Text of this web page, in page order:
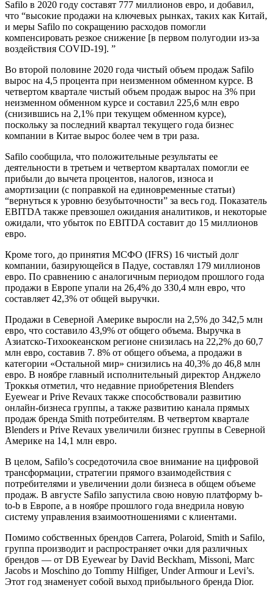
Safilo в 2020 году составят 777 миллионов евро, и добавил,
что “высокие продажи на ключевых рынках, таких как Китай,
и меры Safilo по сокращению расходов помогли
компенсировать резкое снижение [в первом полугодии из-за
воздействия COVID-19]. ”
Во второй половине 2020 года чистый объем продаж Safilo
вырос на 4,5 процента при неизменном обменном курсе. В
четвертом квартале чистый объем продаж вырос на 3% при
неизменном обменном курсе и составил 225,6 млн евро
(снизившись на 2,1% при текущем обменном курсе),
поскольку за последний квартал текущего года бизнес
компании в Китае вырос более чем в три раза.
Safilo сообщила, что положительные результаты ее
деятельности в третьем и четвертом кварталах помогли ее
прибыли до вычета процентов, налогов, износа и
амортизации (с поправкой на единовременные статьи)
“вернуться к уровню безубыточности” за весь год. Показатель
EBITDA также превзошел ожидания аналитиков, и некоторые
ожидали, что убыток по EBITDA составит до 15 миллионов
евро.
Кроме того, до принятия МСФО (IFRS) 16 чистый долг
компании, базирующейся в Падуе, составлял 179 миллионов
евро. По сравнению с аналогичным периодом прошлого года
продажи в Европе упали на 26,4% до 330,4 млн евро, что
составляет 42,3% от общей выручки.
Продажи в Северной Америке выросли на 2,5% до 342,5 млн
евро, что составило 43,9% от общего объема. Выручка в
Азиатско-Тихоокеанском регионе снизилась на 22,2% до 60,7
млн евро, составив 7. 8% от общего объема, а продажи в
категории «Остальной мир» снизились на 40,3% до 46,8 млн
евро. В ноябре главный исполнительный директор Анджело
Троккья отметил, что недавние приобретения Blenders
Eyewear и Prive Revaux также способствовали развитию
онлайн-бизнеса группы, а также развитию канала прямых
продаж бренда Smith потребителям. В четвертом квартале
Blenders и Prive Revaux увеличили бизнес группы в Северной
Америке на 14,1 млн евро.
В целом, Safilo’s сосредоточила свое внимание на цифровой
трансформации, стратегии прямого взаимодействия с
потребителями и увеличении доли бизнеса в общем объеме
продаж. В августе Safilo запустила свою новую платформу b-
to-b в Европе, а в ноябре прошлого года внедрила новую
систему управления взаимоотношениями с клиентами.
Помимо собственных брендов Carrera, Polaroid, Smith и Safilo,
группа производит и распространяет очки для различных
брендов — от DB Eyewear by David Beckham, Missoni, Marc
Jacobs и Moschino до Tommy Hilfiger, Under Armour и Levi’s.
Этот год знаменует собой выход прибыльного бренда Dior.